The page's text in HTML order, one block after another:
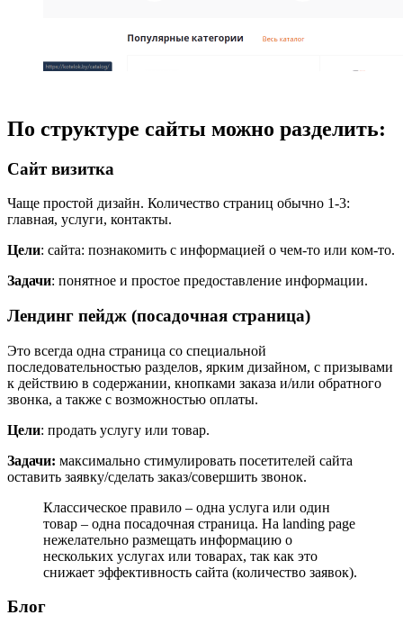
По структуре сайты можно разделить:
Сайт визитка
Чаще простой дизайн. Количество страниц обычно 1-3:
главная, услуги, контакты.
Цели: сайта: познакомить с информацией о чем-то или ком-то.
Задачи: понятное и простое предоставление информации.
Лендинг пейдж (посадочная страница)
Это всегда одна страница со специальной
последовательностью разделов, ярким дизайном, с призывами
к действию в содержании, кнопками заказа и/или обратного
звонка, а также с возможностью оплаты.
Цели: продать услугу или товар.
Задачи: максимально стимулировать посетителей сайта
оставить заявку/сделать заказ/совершить звонок.
Классическое правило – одна услуга или один
товар – одна посадочная страница. На landing page
нежелательно размещать информацию о
нескольких услугах или товарах, так как это
снижает эффективность сайта (количество заявок).
Блог